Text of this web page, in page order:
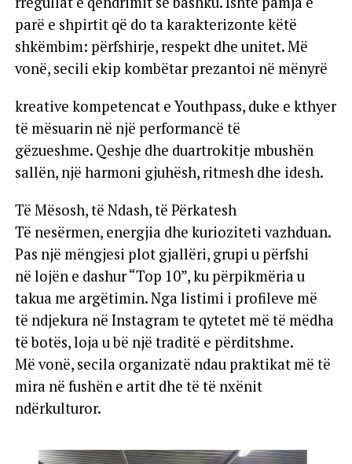
parë e shpirtit që do ta karakterizonte këtë
shkëmbim: përfshirje, respekt dhe unitet. Më
vonë, secili ekip kombëtar prezantoi në mënyrë
kreative kompetencat e Youthpass, duke e kthyer
të mësuarin në një performancë të
gëzueshme. Qeshje dhe duartrokitje mbushën
sallën, një harmoni gjuhësh, ritmesh dhe idesh.
Të Mësosh, të Ndash, të Përkatesh
Të nesërmen, energjia dhe kurioziteti vazhduan.
Pas një mëngjesi plot gjallëri, grupi u përfshi
në lojën e dashur “Top 10”, ku përpikmëria u
takua me argëtimin. Nga listimi i profileve më
të ndjekura në Instagram te qytetet më të mëdha
të botës, loja u bë një traditë e përditshme.
Më vonë, secila organizatë ndau praktikat më të
mira në fushën e artit dhe të të nxënit
ndërkulturor.